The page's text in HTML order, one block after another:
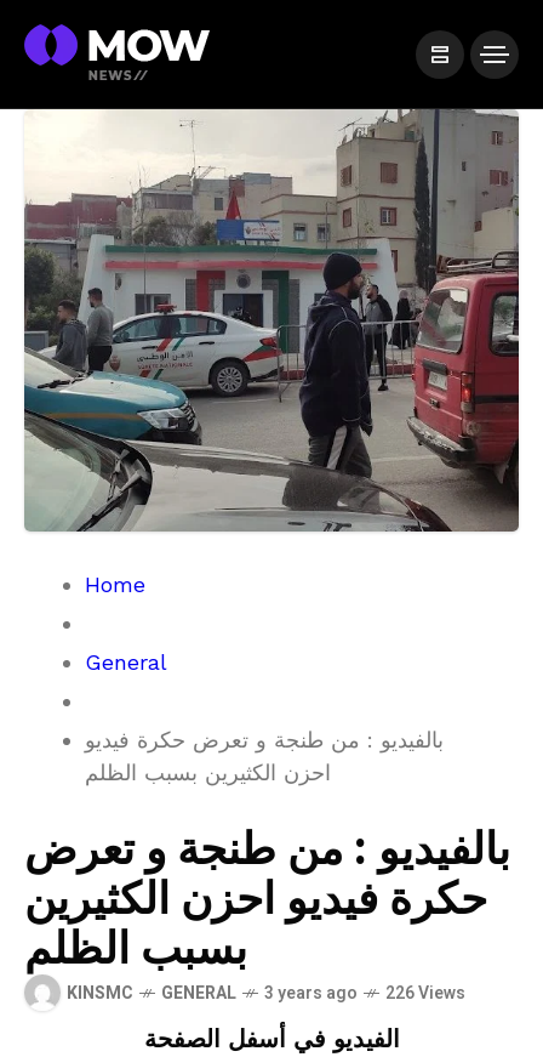
Home
General
بالفيديو : من طنجة و تعرض حكرة فيديو
احزن الكثيرين بسبب الظلم
بالفيديو : من طنجة و تعرض
حكرة فيديو احزن الكثيرين
بسبب الظلم
KINSMC GENERAL 3 years ago 226 Views
الفيديو في أسفل الصفحة